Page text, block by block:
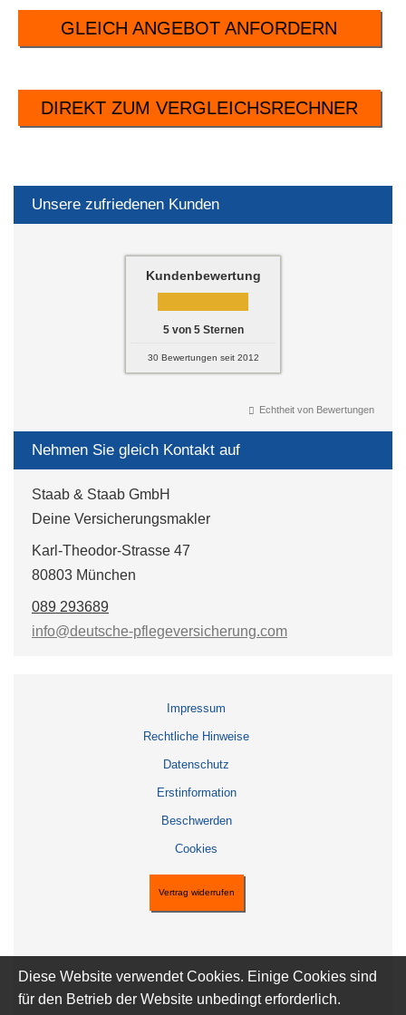
GLEICH ANGEBOT ANFORDERN
DIREKT ZUM VERGLEICHSRECHNER
Unsere zufriedenen Kunden
Kundenbewertung
5von 5Sternen
30Bewertungen seit 2012
Echtheit von Bewertungen
Nehmen Sie gleich Kontakt auf
Staab & Staab GmbH
Deine Ver­sicherungs­makler
Karl-Theodor-Strasse 47
80803 München
089 293689
info@deutsche-pflegeversicherung.com
Impressum
Rechtliche Hinweise
Datenschutz
Erstinformation
Beschwerden
Cookies
Vertrag widerrufen
Diese Website verwendet Cookies. Einige Cookies sind
für den Betrieb der Website unbedingt erforderlich.